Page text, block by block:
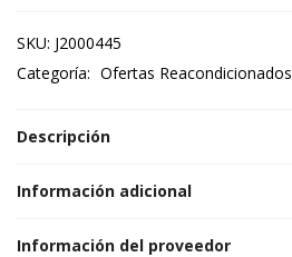
SKU: J2000445
Categoría: Ofertas Reacondicionados
Descripción
Información adicional
Información del proveedor